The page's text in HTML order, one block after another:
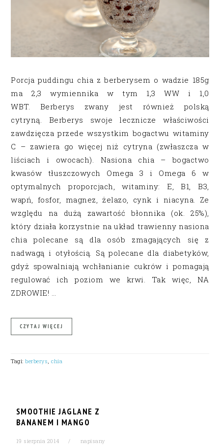
Porcja puddingu chia z berberysem o wadzie 185g
ma 2,3 wymiennika w tym 1,3 WW i 1,0
WBT. Berberys zwany jest również polską
cytryną. Berberys swoje lecznicze właściwości
zawdzięcza przede wszystkim bogactwu witaminy
C – zawiera go więcej niż cytryna (zwłaszcza w
liściach i owocach). Nasiona chia – bogactwo
kwasów tłuszczowych Omega 3 i Omega 6 w
optymalnych proporcjach, witaminy: E, B1, B3,
wapń, fosfor, magnez, żelazo, cynk i niacyna. Ze
względu na dużą zawartość błonnika (ok. 25%),
który działa korzystnie na układ trawienny nasiona
chia polecane są dla osób zmagających się z
nadwagą i otyłością. Są polecane dla diabetyków,
gdyż spowalniają wchłanianie cukrów i pomagają
regulować ich poziom we krwi. Tak więc, NA
ZDROWIE! …
CZYTAJ WIĘCEJ
Tagi:berberys,chia
SMOOTHIE JAGLANE Z
BANANEM I MANGO
19 sierpnia 2014
napisany